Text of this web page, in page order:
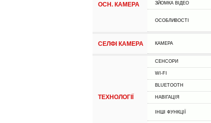
ОСН. КАМЕРА ЗЙОМКА ВІДЕО
ОСОБЛИВОСТІ
СЕЛФІ КАМЕРА КАМЕРА
ТЕХНОЛОГІЇ
СЕНСОРИ
WI-FI
BLUETOOTH
НАВІГАЦІЯ
ІНШІ ФУНКЦІЇ